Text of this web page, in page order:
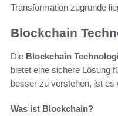
Transformation zugrunde
Blockchain
Die Blockchain
bietet eine sichere Lösung
besser zu verstehen, ist es
Was ist Blockchain?